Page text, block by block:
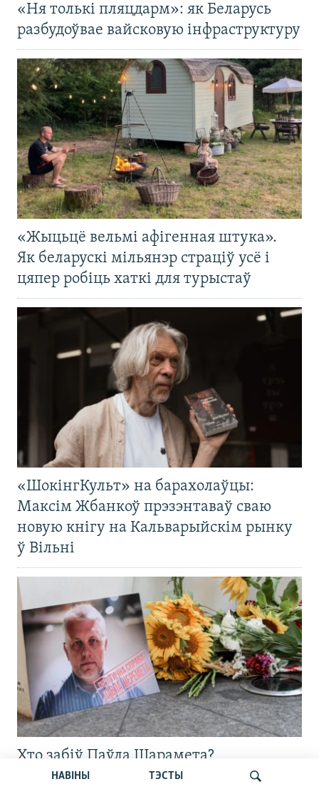
НАВІНЫ ТЭСТЫ
«Ня толькі пляцдарм»: як Беларусь
разбудоўвае вайсковую інфраструктуру
«Жыцьцё вельмі афігенная штука».
Як беларускі мільянэр страціў усё і
цяпер робіць хаткі для турыстаў
«ШокінгКульт» на барахолаўцы:
Максім Жбанкоў прэзэнтаваў сваю
новую кнігу на Кальварыйскім рынку
ў Вільні
Хто забіў Паўла Шарамета?
Расказваем, што пра гэта вядома